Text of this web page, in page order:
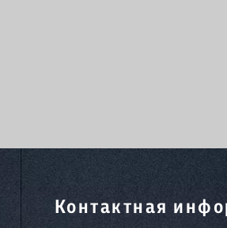
Контактная